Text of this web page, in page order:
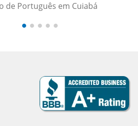
de Português em Cuiabá